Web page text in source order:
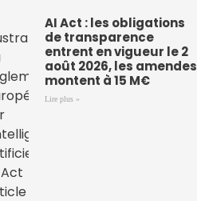
AI Act : les obligations
de transparence
entrent en vigueur le 2
août 2026, les amendes
montent à 15 M€
Lire plus »